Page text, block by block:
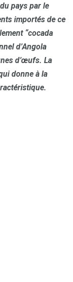
pays par le
importés de ce
“cocada
d’Angola
d’œufs. La
donne à la